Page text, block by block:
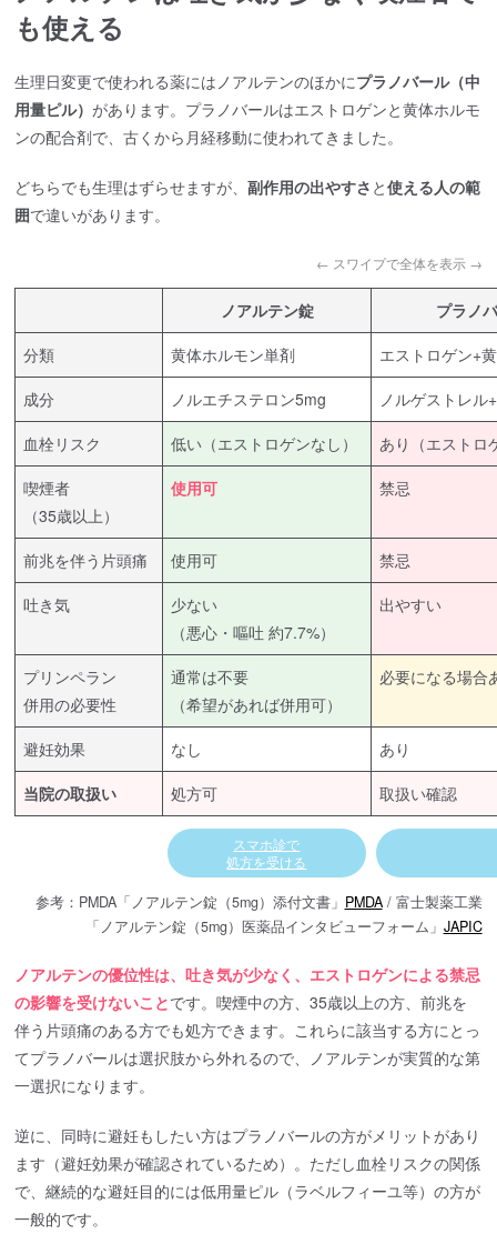
も使える
生理日変更で使われる薬にはノアルテンのほかにプラノバール（中
用量ピル） があります。プラノバールはエストロゲンと黄体ホルモ
ンの配合剤で、古くから月経移動に使われてきました。
どちらでも生理はずらせますが、副作用の出やすさ と使える人の範
囲で違いがあります。
← スワイプで全体を表示 →
ノアルテン錠
プラノ
分類
黄体ホルモン単剤
エストロゲン+
成分
ノルエチステロン5mg
ノルゲストレ
血栓リスク
低い（エストロゲンなし）
あり（エストロ
喫煙者
（35歳以上）
使用可 禁忌
前兆を伴う片頭痛 使用可
禁忌
吐き気
少ない
（悪心・嘔吐 約7.7%）
出やすい
プリンペラン
併用の必要性
通常は不要
（希望があれば併用可）
必要になる場合
避妊効果 なし
あり
当院の取扱い
処方可 取扱い確認
スマホ診で
処方を受ける
参考：PMDA「ノアルテン錠（5mg）添付文書」 PMDA/ 富士製薬工業
「ノアルテン錠（5mg）医薬品インタビューフォーム」 JAPIC
ノアルテンの優位性は、吐き気が少なく、エストロゲンによる禁忌
の影響を受けないことです。喫煙中の方、35歳以上の方、前兆を
伴う片頭痛のある方でも処方できます。これらに該当する方にとっ
てプラノバールは選択肢から外れるので、ノアルテンが実質的な第
一選択になります。
逆に、同時に避妊もしたい方はプラノバールの方がメリットがあり
ます（避妊効果が確認されているため）。ただし血栓リスクの関係
で、継続的な避妊目的には低用量ピル（ラベルフィーユ等）の方が
一般的です。